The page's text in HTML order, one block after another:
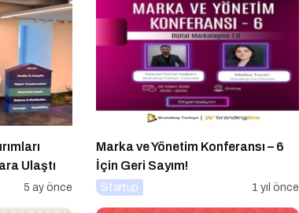
Ulaştı
5 ay önce
Marka ve Yönetim Konferansı – 6
İçin Geri Sayım!
Startup 1 yıl önce